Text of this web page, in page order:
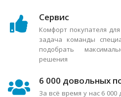
Сервис
Комфорт покупателя
задача команды
подобрать
решения
6 000 довольных
За всё время у нас 6